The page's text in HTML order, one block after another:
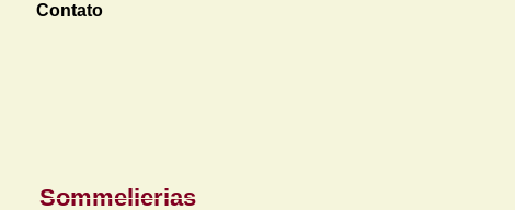
Contato
Sommelierias